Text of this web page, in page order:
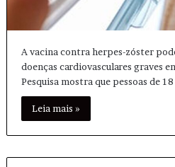
A vacina contra herpes-zóster
doenças cardiovasculares graves
Pesquisa mostra que pessoas de 18
Leia mais »